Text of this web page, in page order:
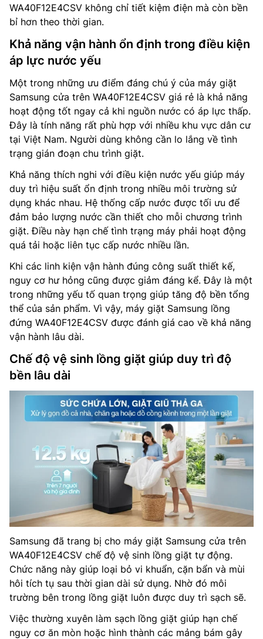
WA40F12E4CSV không chỉ tiết kiệm điện mà còn bền
bỉ hơn theo thời gian.
Khả năng vận hành ổn định trong điều kiện
áp lực nước yếu
Một trong những ưu điểm đáng chú ý của máy giặt
Samsung cửa trên WA40F12E4CSV giá rẻ là khả năng
hoạt động tốt ngay cả khi nguồn nước có áp lực thấp.
Đây là tính năng rất phù hợp với nhiều khu vực dân cư
tại Việt Nam. Người dùng không cần lo lắng về tình
trạng gián đoạn chu trình giặt.
Khả năng thích nghi với điều kiện nước yếu giúp máy
duy trì hiệu suất ổn định trong nhiều môi trường sử
dụng khác nhau. Hệ thống cấp nước được tối ưu để
đảm bảo lượng nước cần thiết cho mỗi chương trình
giặt. Điều này hạn chế tình trạng máy phải hoạt động
quá tải hoặc liên tục cấp nước nhiều lần.
Khi các linh kiện vận hành đúng công suất thiết kế,
nguy cơ hư hỏng cũng được giảm đáng kể. Đây là một
trong những yếu tố quan trọng giúp tăng độ bền tổng
thể của sản phẩm. Vì vậy, máy giặt Samsung lồng
đứng WA40F12E4CSV được đánh giá cao về khả năng
vận hành lâu dài.
Chế độ vệ sinh lồng giặt giúp duy trì độ
bền lâu dài
Samsung đã trang bị cho máy giặt Samsung cửa trên
WA40F12E4CSV chế độ vệ sinh lồng giặt tự động.
Chức năng này giúp loại bỏ vi khuẩn, cặn bẩn và mùi
hôi tích tụ sau thời gian dài sử dụng. Nhờ đó môi
trường bên trong lồng giặt luôn được duy trì sạch sẽ.
Việc thường xuyên làm sạch lồng giặt giúp hạn chế
nguy cơ ăn mòn hoặc hình thành các mảng bám gây